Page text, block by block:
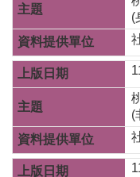
訊
機
關
通
訊
錄
政
府
公
(
(